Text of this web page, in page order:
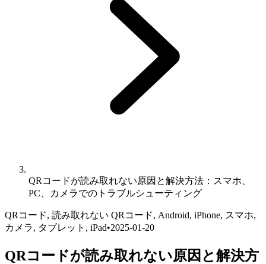
QRコードが読み取れない原因と解決方法：スマホ、
PC、カメラでのトラブルシューティング
QRコード, 読み取れない QRコード, Android, iPhone, スマホ,
カメラ, タブレット, iPad•2025-01-20
QRコードが読み取れない原因と解決方